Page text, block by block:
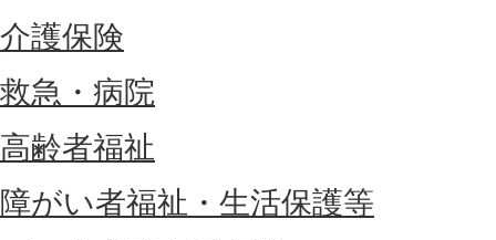
介護保険
救急・病院
高齢者福祉
障がい者福祉・生活保護等